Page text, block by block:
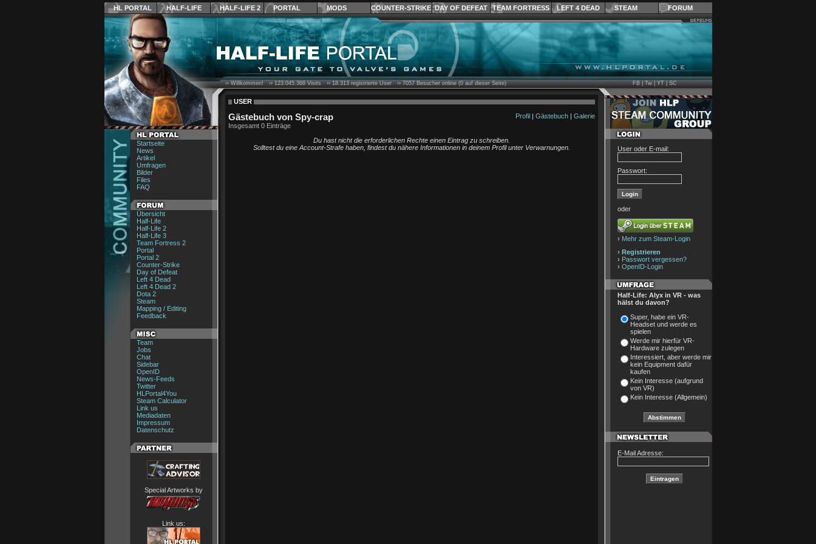
HL PORTAL HALF-LIFE HALF-LIFE 2 PORTAL MODS COUNTER-STRIKE DAY OF DEFEAT TEAM FORTRESS LEFT 4 DEAD STEAM FORUM
Startseite
News
Artikel
Umfragen
Bilder
Files
FAQ
Übersicht
Half-Life
Half-Life 2
Half-Life 3
Team Fortress 2
Portal
Portal 2
Counter-Strike
Day of Defeat
Left 4 Dead
Left 4 Dead 2
Dota 2
Steam
Mapping / Editing
Feedback
Team
Jobs
Chat
Sidebar
OpenID
News-Feeds
Twitter
HLPortal4You
Steam Calculator
Link us
Mediadaten
Impressum
Datenschutz
Special Artworks by
Link us:
›› Willkommen! ››123.045.368Visits ››18.313registrierte User ››7057Besucher online (0 auf dieser Seite)
USER
Gästebuch von Spy-crap Profil| Gästebuch| Galerie
Insgesamt 0 Einträge
Du hast nicht die erforderlichen Rechte einen Eintrag zu schreiben.
Solltest du eine Account-Strafe haben, findest du nähere Informationen in deinem Profil unter Verwarnungen.
FB|Tw|YT|SC
User oder E-mail:
Passwort:
oder
› Mehr zum Steam-Login
› Registrieren
› Passwort vergessen?
› OpenID-Login
Half-Life: Alyx in VR - was
hälst du davon?
Super, habe ein VR-
Headset und werde es
spielen
Werde mir hierfür VR-
Hardware zulegen
Interessiert, aber werde mir
kein Equipment dafür
kaufen
Kein Interesse (aufgrund
von VR)
Kein Interesse (Allgemein)
E-Mail Adresse: